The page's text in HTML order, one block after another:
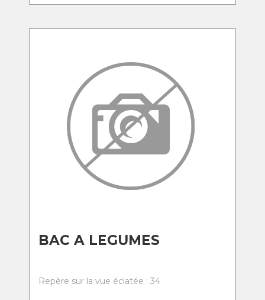
BAC A LEGUMES
Repère sur la vue éclatée : 34